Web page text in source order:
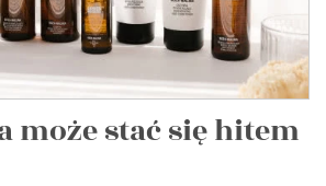
może stać się hitem